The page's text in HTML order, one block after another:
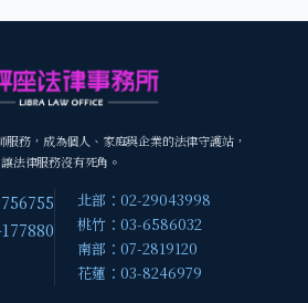
務，成為個人、家庭與企業的法律守護站，
讓法律服務沒有死角。
北部：02-29043998
桃竹：03-6586032
南部：07-2819120
花蓮：03-8246979